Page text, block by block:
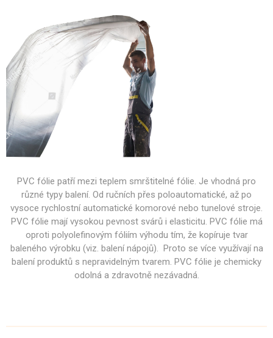
PVC fólie patří mezi teplem smrštitelné fólie. Je vhodná pro
různé typy balení. Od ručních přes poloautomatické, až po
vysoce rychlostní automatické komorové nebo tunelové stroje.
PVC fólie mají vysokou pevnost svárů i elasticitu. PVC fólie má
oproti polyolefinovým fóliím výhodu tím, že kopíruje tvar
baleného výrobku (viz. balení nápojů). Proto se více využívají na
balení produktů s nepravidelným tvarem. PVC fólie je chemicky
odolná a zdravotně nezávadná.